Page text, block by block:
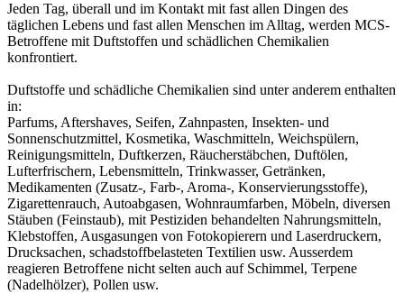
Jeden Tag, überall und im Kontakt mit fast allen Dingen des
täglichen Lebens und fast allen Menschen im Alltag, werden MCS-
Betroffene mit Duftstoffen und schädlichen Chemikalien
konfrontiert.
Duftstoffe und schädliche Chemikalien sind unter anderem enthalten
in:
Parfums, Aftershaves, Seifen, Zahnpasten, Insekten- und
Sonnenschutzmittel, Kosmetika, Waschmitteln, Weichspülern,
Reinigungsmitteln, Duftkerzen, Räucherstäbchen, Duftölen,
Lufterfrischern, Lebensmitteln, Trinkwasser, Getränken,
Medikamenten (Zusatz-, Farb-, Aroma-, Konservierungsstoffe),
Zigarettenrauch, Autoabgasen, Wohnraumfarben, Möbeln, diversen
Stäuben (Feinstaub), mit Pestiziden behandelten Nahrungsmitteln,
Klebstoffen, Ausgasungen von Fotokopierern und Laserdruckern,
Drucksachen, schadstoffbelasteten Textilien usw. Ausserdem
reagieren Betroffene nicht selten auch auf Schimmel, Terpene
(Nadelhölzer), Pollen usw.